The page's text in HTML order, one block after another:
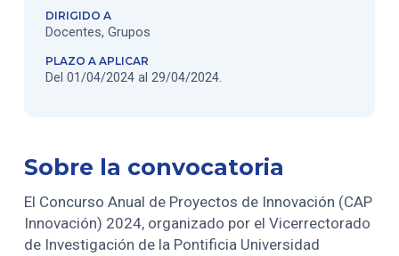
DIRIGIDO A
Docentes, Grupos
PLAZO A APLICAR
Del 01/04/2024 al 29/04/2024.
Sobre la convocatoria
El Concurso Anual de Proyectos de Innovación (CAP
Innovación) 2024, organizado por el Vicerrectorado
de Investigación de la Pontificia Universidad